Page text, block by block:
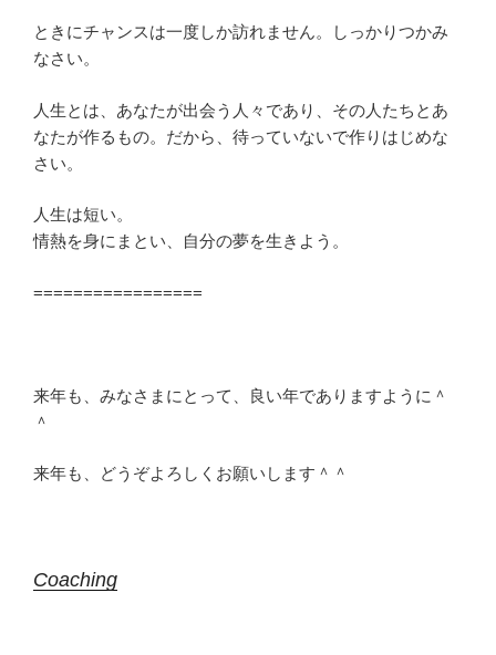
ときにチャンスは一度しか訪れません。しっかりつかみ
なさい。
人生とは、あなたが出会う人々であり、その人たちとあ
なたが作るもの。だから、待っていないで作りはじめな
さい。
人生は短い。
情熱を身にまとい、自分の夢を生きよう。
=================
来年も、みなさまにとって、良い年でありますように＾
＾
来年も、どうぞよろしくお願いします＾＾
Coaching